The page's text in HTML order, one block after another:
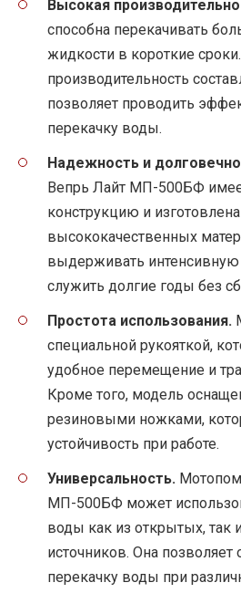
Высокая
способна перекачивать
жидкости в короткие
производительность
позволяет проводить
перекачку воды.
Надежность и
Вепрь Лайт МП-500БФ
конструкцию и
высококачественных
выдерживать
служить долгие годы без
Простота использования.
специальной рукояткой,
удобное перемещение и
Кроме того, модель
резиновыми ножками,
устойчивость при работе.
Универсальность.
МП-500БФ может
воды как из открытых, так
источников. Она позволяет
перекачку воды при